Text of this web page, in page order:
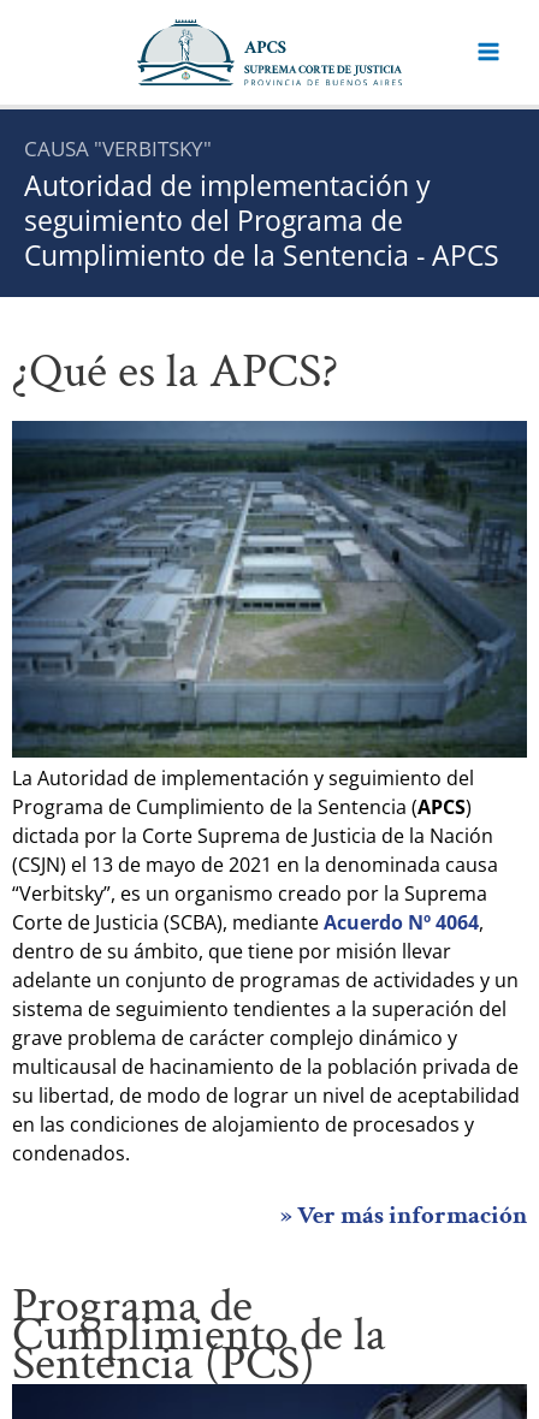
CAUSA "VERBITSKY"
Autoridad de implementación y
seguimiento del Programa de
Cumplimiento de la Sentencia - APCS
¿Qué es la APCS?
_ _ _ _ _ _ _ _ _
La Autoridad de implementación y seguimiento del
Programa de Cumplimiento de la Sentencia (APCS)
dictada por la Corte Suprema de Justicia de la Nación
(CSJN) el 13 de mayo de 2021 en la denominada causa
“Verbitsky”, es un organismo creado por la Suprema
Corte de Justicia (SCBA), medianteAcuerdo Nº 4064,
dentro de su ámbito, que tiene por misión llevar
adelante un conjunto de programas de actividades y un
sistema de seguimiento tendientes a la superación del
grave problema de carácter complejo dinámico y
multicausal de hacinamiento de la población privada de
su libertad, de modo de lograr un nivel de aceptabilidad
en las condiciones de alojamiento de procesados y
condenados.
» Ver más información
Programa de
Cumplimiento de la
Sentencia (PCS)